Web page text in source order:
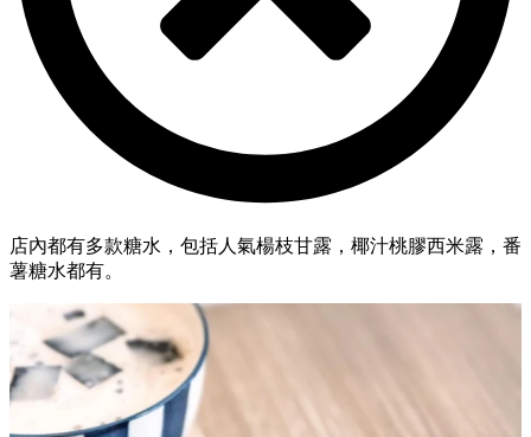
店內都有多款糖水，包括人氣楊枝甘露，椰汁桃膠西米露，番
薯糖水都有。